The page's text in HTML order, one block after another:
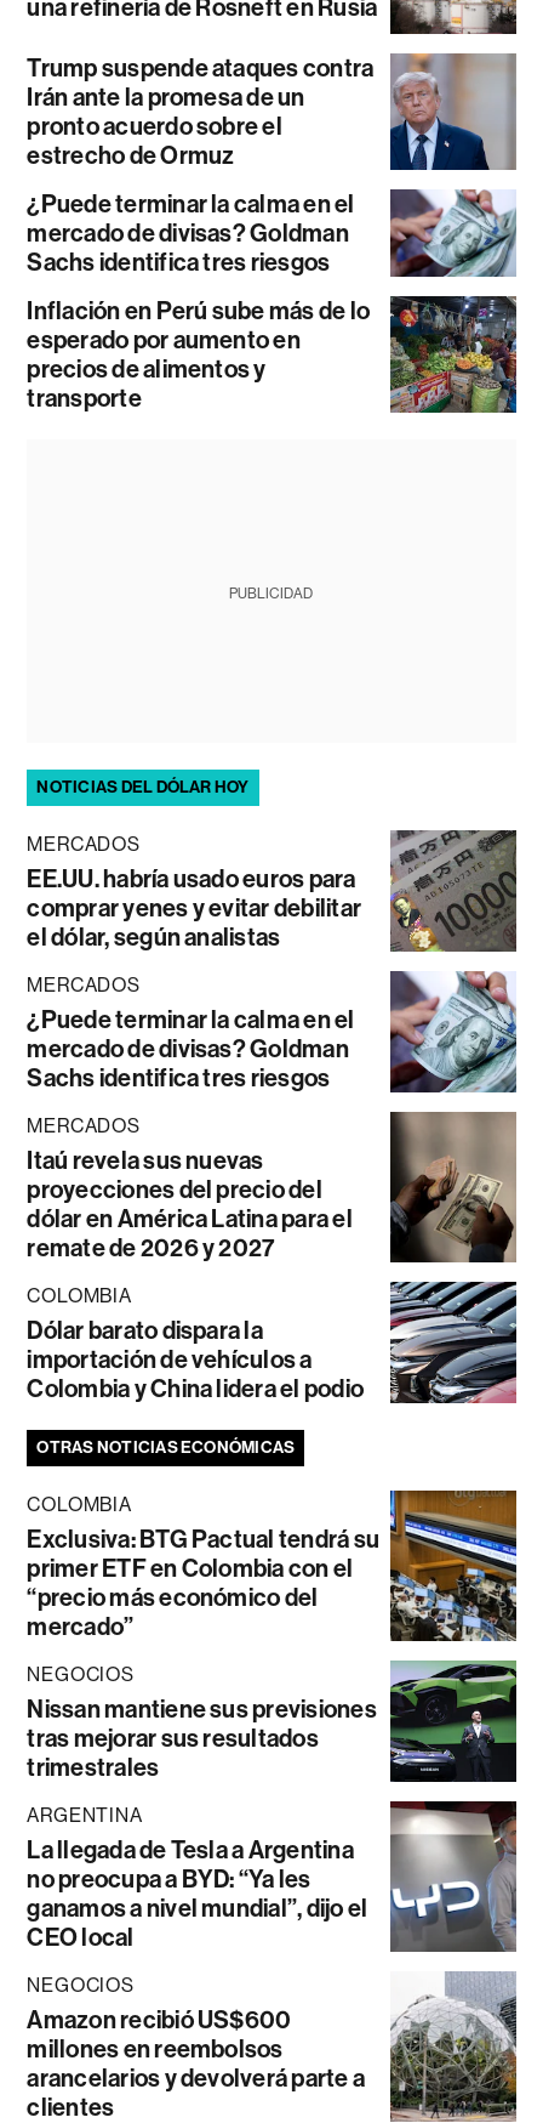
una refinería de Rosneft en Rusia
Trump suspende ataques contra
Irán ante la promesa de un
pronto acuerdo sobre el
estrecho de Ormuz
¿Puede terminar la calma en el
mercado de divisas? Goldman
Sachs identifica tres riesgos
Inflación en Perú sube más de lo
esperado por aumento en
precios de alimentos y
transporte
PUBLICIDAD
NOTICIAS DEL DÓLAR HOY
MERCADOS
EE.UU. habría usado euros para
comprar yenes y evitar debilitar
el dólar, según analistas
MERCADOS
¿Puede terminar la calma en el
mercado de divisas? Goldman
Sachs identifica tres riesgos
MERCADOS
Itaú revela sus nuevas
proyecciones del precio del
dólar en América Latina para el
remate de 2026 y 2027
COLOMBIA
Dólar barato dispara la
importación de vehículos a
Colombia y China lidera el podio
OTRAS NOTICIAS ECONÓMICAS
COLOMBIA
Exclusiva: BTG Pactual tendrá su
primer ETF en Colombia con el
“precio más económico del
mercado”
NEGOCIOS
Nissan mantiene sus previsiones
tras mejorar sus resultados
trimestrales
ARGENTINA
La llegada de Tesla a Argentina
no preocupa a BYD: “Ya les
ganamos a nivel mundial”, dijo el
CEO local
NEGOCIOS
Amazon recibió US$600
millones en reembolsos
arancelarios y devolverá parte a
clientes